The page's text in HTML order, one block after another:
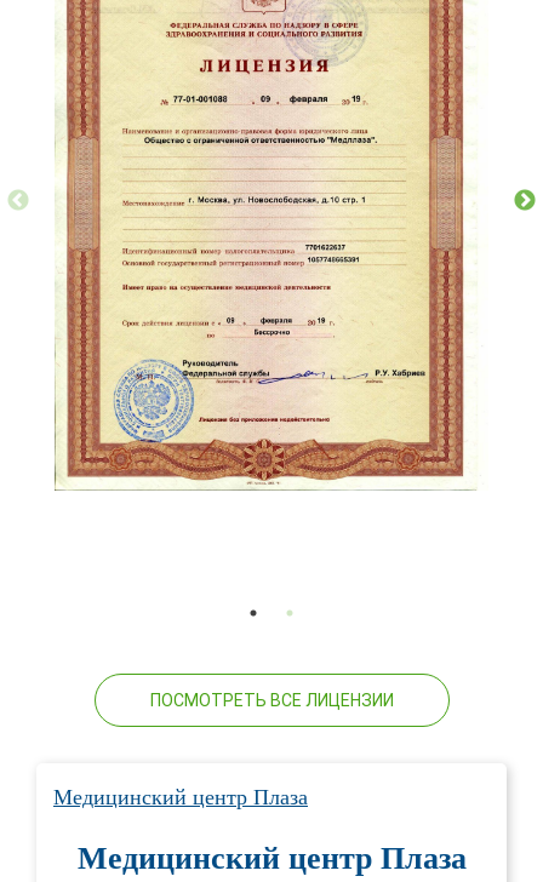
ПОСМОТРЕТЬ ВСЕ ЛИЦЕНЗИИ
Медицинский центр Плаза
Медицинский центр Плаза